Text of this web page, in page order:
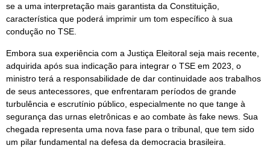
se a uma interpretação mais garantista da Constituição,
característica que poderá imprimir um tom específico à sua
condução no TSE.
Embora sua experiência com a Justiça Eleitoral seja mais recente,
adquirida após sua indicação para integrar o TSE em 2023, o
ministro terá a responsabilidade de dar continuidade aos trabalhos
de seus antecessores, que enfrentaram períodos de grande
turbulência e escrutínio público, especialmente no que tange à
segurança das urnas eletrônicas e ao combate às fake news. Sua
chegada representa uma nova fase para o tribunal, que tem sido
um pilar fundamental na defesa da democracia brasileira.